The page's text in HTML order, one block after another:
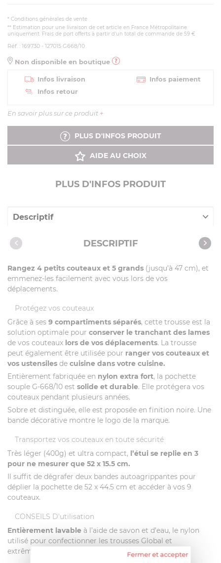
* Conditions générales de vente
** Estimation pour une livraison de cet article en France Métropolitaine
uniquement. Frais de port offerts à partir d'un total de commande de 59 €
Réf. : 169730 - 127015 G668/10
Non disponible en boutique
Infos livraison
Infos paiement
Infos retour
En savoir plus sur ce produit +
PLUS D'INFOS PRODUIT
AIDE AU CHOIX
PLUS D'INFOS PRODUIT
Descriptif
Caractéristiques DESCRIPTIF
Rangez 4 petits couteaux et 5 grands (jusqu’à 47 cm), et
emmenez-les facilement avec vous lors de vos
déplacements.
Protégez vos couteaux
Grâce à ses 9 compartiments séparés, cette trousse est la
solution optimale pour conserver le tranchant des lames
de vos couteaux lors de vos déplacements. La trousse
peut également être utilisée pour ranger vos couteaux et
vos ustensiles de cuisine dans votre cuisine.
Entièrement fabriquée en nylon extra fort, la pochette
souple G-668/10 est solide et durable. Elle protégera vos
couteaux pendant plusieurs années.
Sobre et distinguée, elle est proposée en finition noire. Une
bande décorative montre le logo de la marque.
Transportez vos couteaux en toute sécurité
Très léger (400g) et ultra compact, l’étui se replie en 3
pour ne mesurer que 52 x 15.5 cm.
Il suffit de dégrafer deux bandes autoagrippantes pour
déplier la pochette de 52 x 44.5 cm et accéder à vos 9
couteaux.
CONSEILS D'utilisation
Entièrement lavable à l’aide de savon et d’eau, le nylon
utilisé pour confectionner les trousses Global et
extrêmement résistant et durable.
Fermer et accepter